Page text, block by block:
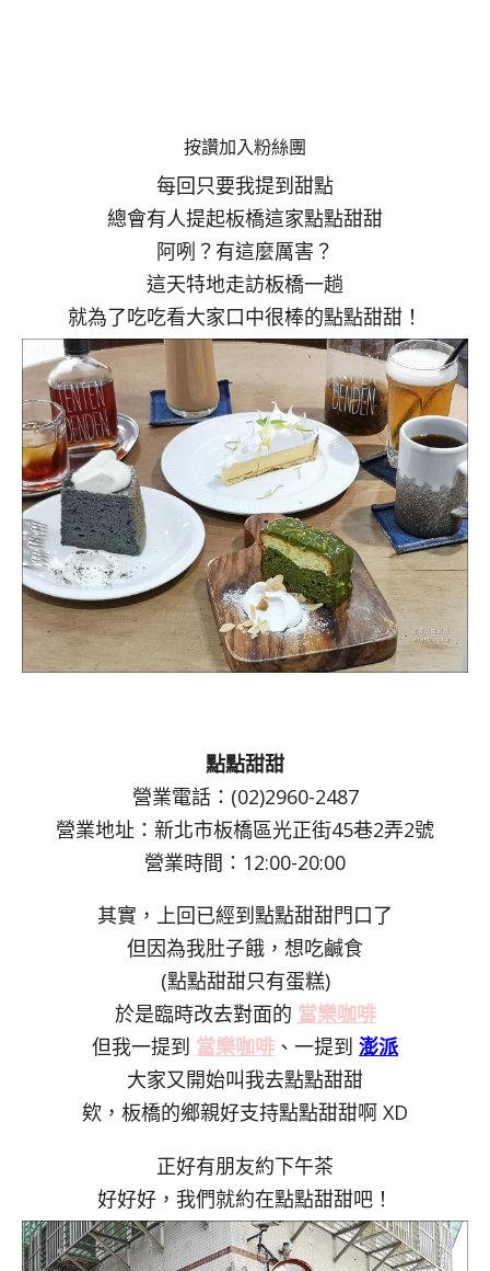
按讚加入粉絲團
每回只要我提到甜點
總會有人提起板橋這家點點甜甜
阿咧？有這麼厲害？
這天特地走訪板橋一趟
就為了吃吃看大家口中很棒的點點甜甜！
點點甜甜
營業電話：(02)2960-2487
營業地址：新北市板橋區光正街45巷2弄2號
營業時間：12:00-20:00
其實，上回已經到點點甜甜門口了
但因為我肚子餓，想吃鹹食
(點點甜甜只有蛋糕)
於是臨時改去對面的 當樂咖啡
但我一提到 當樂咖啡 、一提到 澎派
大家又開始叫我去點點甜甜
欸，板橋的鄉親好支持點點甜甜啊 XD
正好有朋友約下午茶
好好好，我們就約在點點甜甜吧！